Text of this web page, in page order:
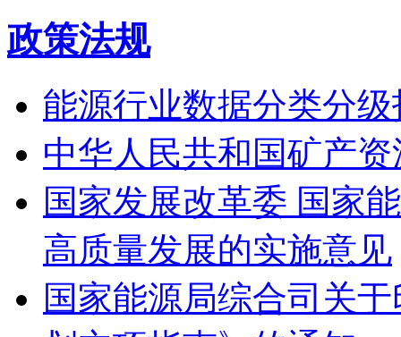
政策法规
能源行业数据分类分
中华人民共和国矿产
国家发展改革委 国家
高质量发展的实施意见
国家能源局综合司关